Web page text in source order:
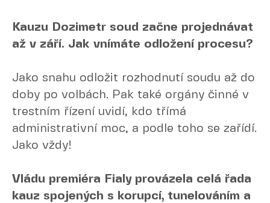
Kauzu Dozimetr soud začne projednávat
až v září. Jak vnímáte odložení procesu?
Jako snahu odložit rozhodnutí soudu až do
doby po volbách. Pak také orgány činné v
trestním řízení uvidí, kdo třímá
administrativní moc, a podle toho se zařídí.
Jako vždy!
Vládu premiéra Fialy provázela celá řada
kauz spojených s korupcí, tunelováním a